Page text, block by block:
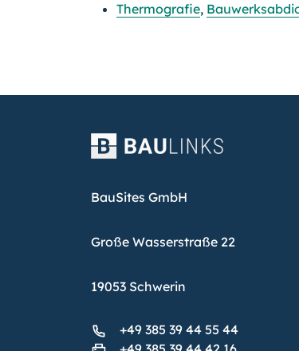
Thermografie,
BauSites GmbH
Große Wasserstraße 22
19053 Schwerin
+49 385 39 44 55 44